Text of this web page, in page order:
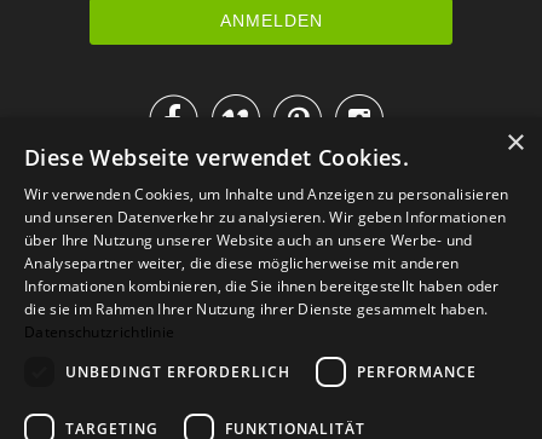

IM KATALOG BLÄTTERN
Versand Zahlarten Retoure
×
Diese Webseite verwendet Cookies.
Wir verwenden Cookies, um Inhalte und Anzeigen zu personalisieren
und unseren Datenverkehr zu analysieren. Wir geben Informationen
über Ihre Nutzung unserer Website auch an unsere Werbe- und
Analysepartner weiter, die diese möglicherweise mit anderen
Informationen kombinieren, die Sie ihnen bereitgestellt haben oder
die sie im Rahmen Ihrer Nutzung ihrer Dienste gesammelt haben.
Datenschutzrichtlinie
UNBEDINGT ERFORDERLICH
PERFORMANCE
TARGETING FUNKTIONALITÄT